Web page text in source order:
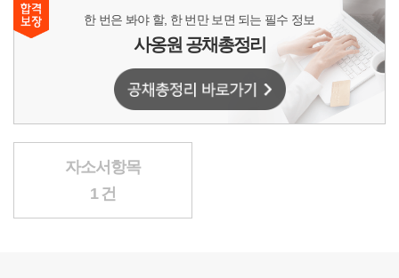
한 번은 봐야 할, 한 번만 보면 되는 필수 정보
사옹원 공채총정리
자소서항목
1 건